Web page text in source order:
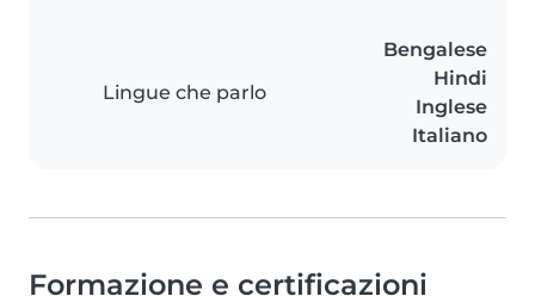
Lingue che parlo
Bengalese
Hindi
Inglese
Italiano
Formazione e certificazioni